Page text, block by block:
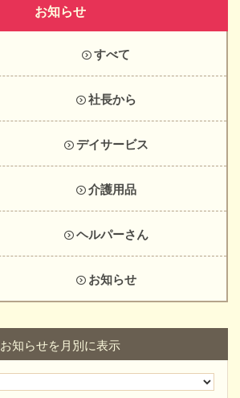
お知らせ
すべて
社長から
デイサービス
介護用品
ヘルパーさん
お知らせ
お知らせを月別に表示